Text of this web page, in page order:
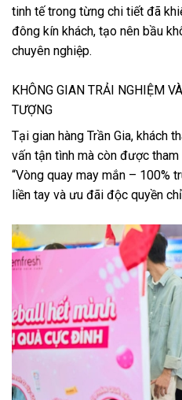
tinh tế trong từng chi tiết đã
đông kín khách, tạo nên bầu
chuyên nghiệp.
KHÔNG GIAN TRẢI NGHIỆM
TƯỢNG
Tại gian hàng Trần Gia, khách
vấn tận tình mà còn được
“Vòng quay may mắn – 100%
liền tay và ưu đãi độc quyền